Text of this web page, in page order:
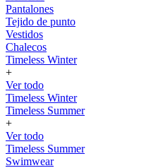
Pantalones
Tejido de punto
Vestidos
Chalecos
Timeless Winter
+
Ver todo
Timeless Winter
Timeless Summer
+
Ver todo
Timeless Summer
Swimwear